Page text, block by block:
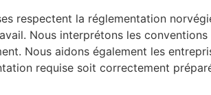
respectent la réglementation
Nous interprétons les
Nous aidons également les
requise soit correctement